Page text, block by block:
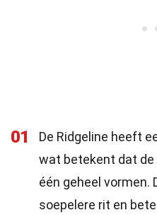
01
De Ridgeline heeft
wat betekent dat
één geheel vormen.
soepelere rit en